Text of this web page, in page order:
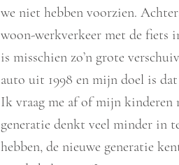
we niet hebben voorzien.
woon-werkverkeer met de fiets
is misschien zo’n grote
auto uit 1998 en mijn doel is
Ik vraag me af of mijn kinderen
generatie denkt veel minder in
hebben, de nieuwe generatie